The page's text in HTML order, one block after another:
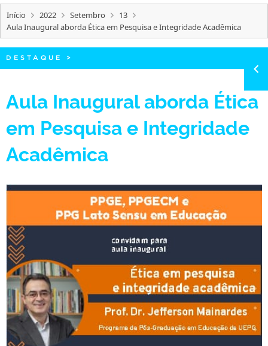
PORTARIAS
TELEFONES
Início 2022 Setembro
13
Aula Inaugural aborda Ética em Pesquisa e Integridade Acadêmica
DESTAQUE >
Aula Inaugural aborda Ética
em Pesquisa e Integridade
Acadêmica